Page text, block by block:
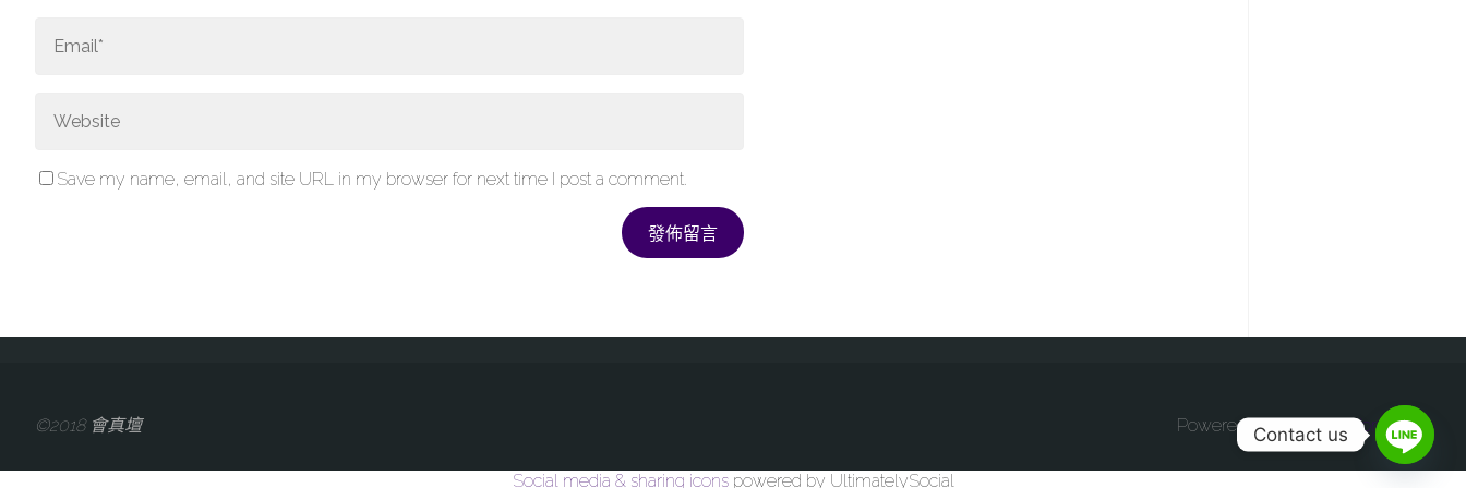
Save my name, email, and site URL in my browser for next time I post a comment.
©2018 會真壇 Powered byAnima&WordPress.
Social media & sharing icons powered by UltimatelySocial
Contact us